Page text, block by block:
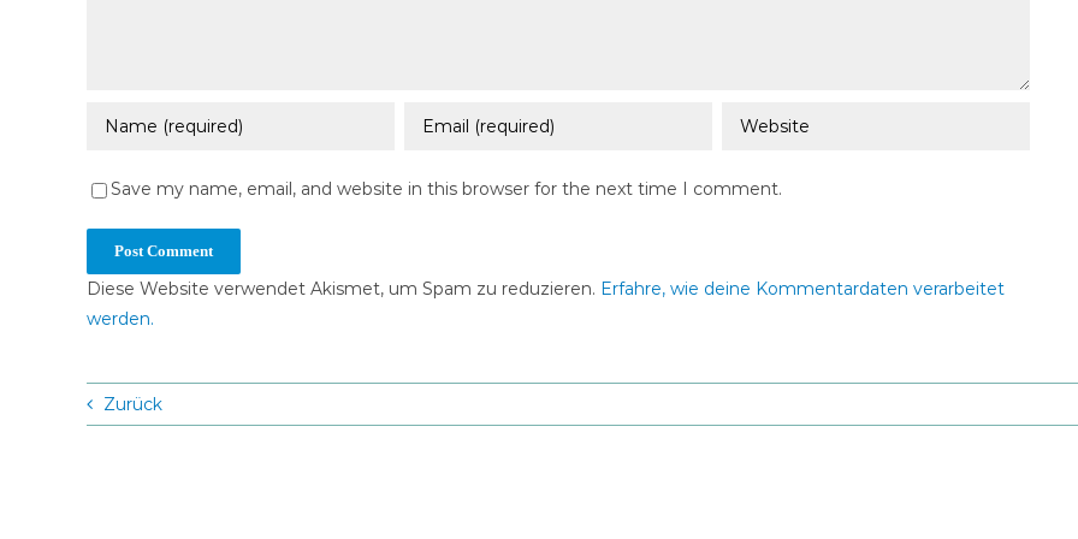
Save my name, email, and website in this browser for the next time I comment.
Diese Website verwendet Akismet, um Spam zu reduzieren. Erfahre, wie deine Kommentardaten verarbeitet
werden.
Zurück